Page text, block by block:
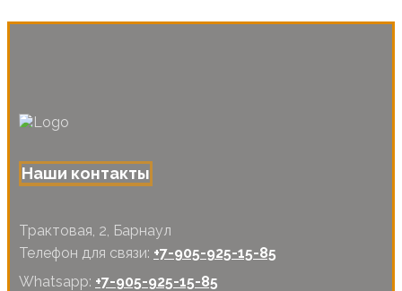
Наши контакты
Трактовая, 2, Барнаул
Телефон для связи: +7-905-925-15-85
Whatsapp: +7-905-925-15-85